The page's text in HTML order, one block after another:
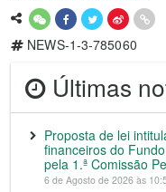
NEWS-1-3-785060
Últimas
Proposta de lei
financeiros do
pela 1.ª Comissão
6 de Agosto de 2026 às